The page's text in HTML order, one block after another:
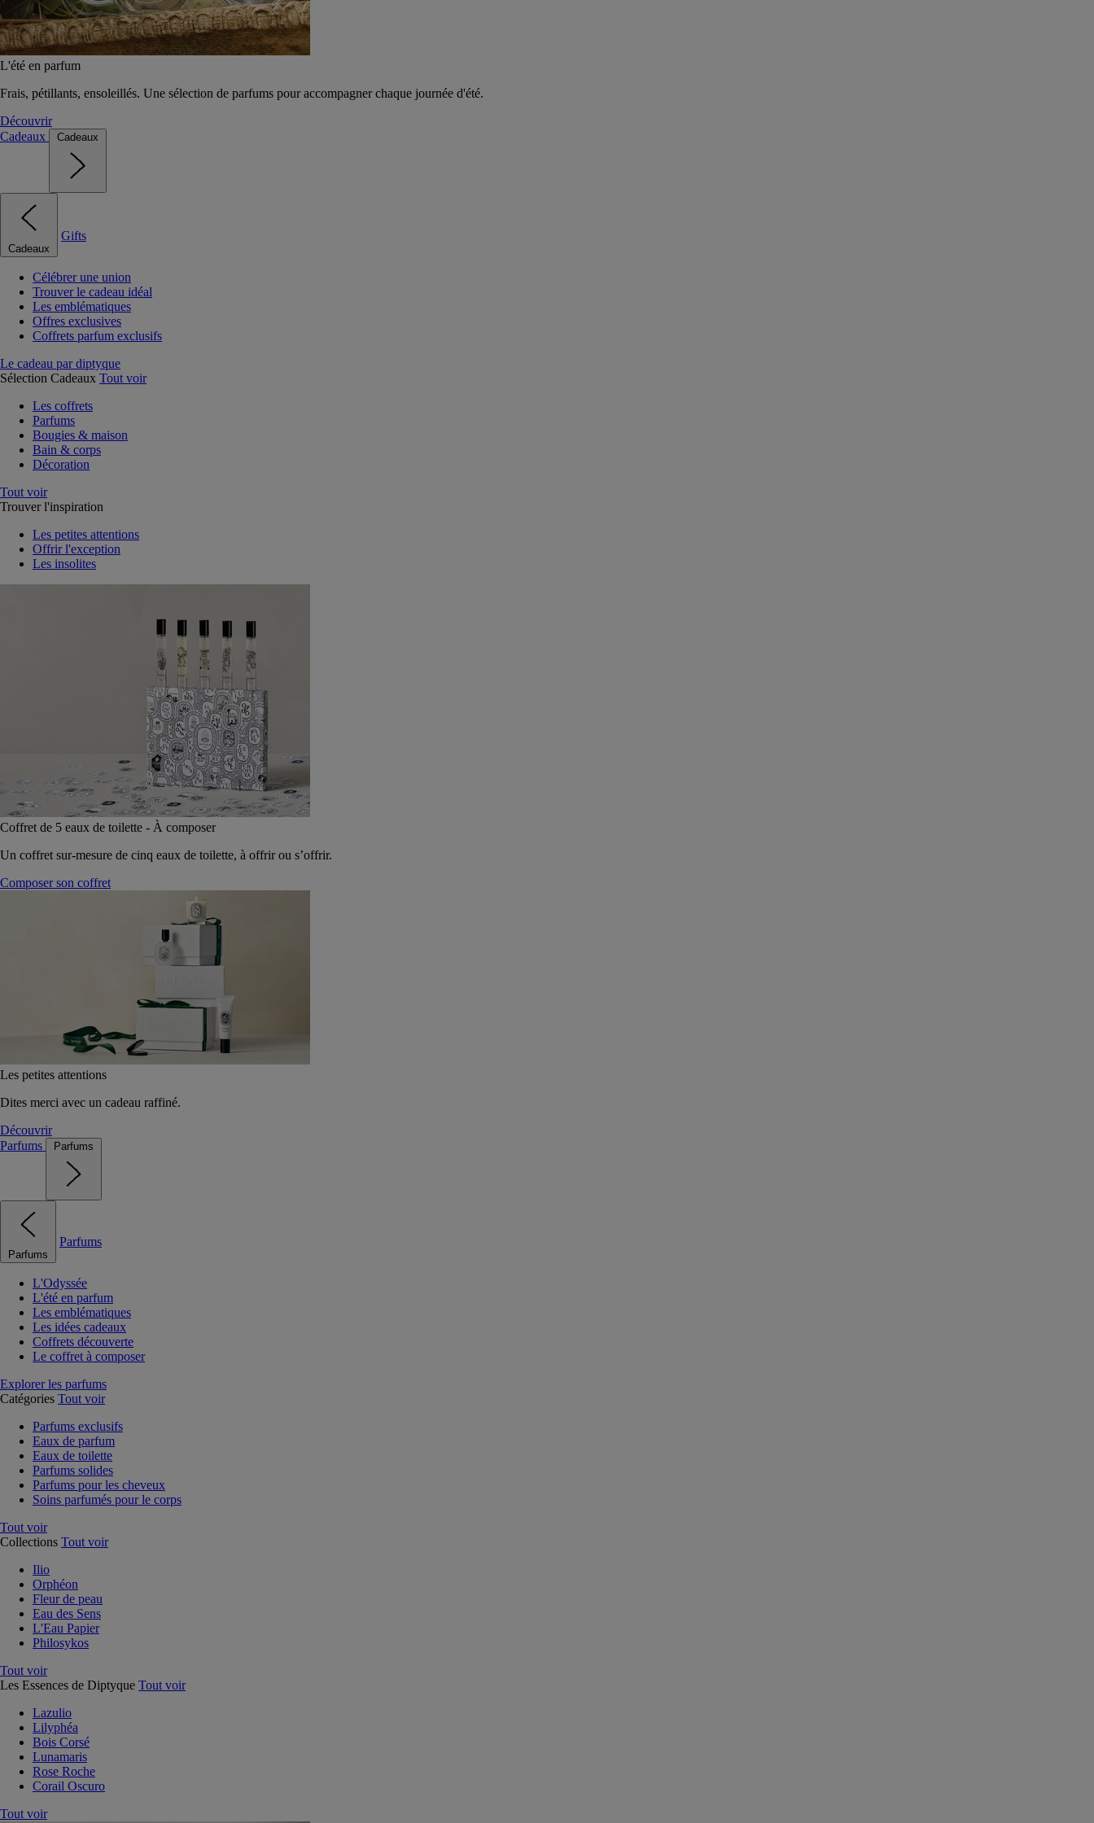
L'été en parfum
Frais, pétillants, ensoleillés. Une sélection de parfums pour accompagner chaque journée d'été.
Découvrir
Cadeaux
Cadeaux
Cadeaux
Gifts
Célébrer une union
Trouver le cadeau idéal
Les emblématiques
Offres exclusives
Coffrets parfum exclusifs
Le cadeau par diptyque
Sélection Cadeaux Tout voir
Les coffrets
Parfums
Bougies & maison
Bain & corps
Décoration
Tout voir
Trouver l'inspiration
Les petites attentions
Offrir l'exception
Les insolites
Coffret de 5 eaux de toilette - À composer
Un coffret sur-mesure de cinq eaux de toilette, à offrir ou s’offrir.
Composer son coffret
Les petites attentions
Dites merci avec un cadeau raffiné.
Découvrir
Parfums
Parfums
Parfums
Parfums
L'Odyssée
L'été en parfum
Les emblématiques
Les idées cadeaux
Coffrets découverte
Le coffret à composer
Explorer les parfums
Catégories Tout voir
Parfums exclusifs
Eaux de parfum
Eaux de toilette
Parfums solides
Parfums pour les cheveux
Soins parfumés pour le corps
Tout voir
Collections Tout voir
Ilio
Orphéon
Fleur de peau
Eau des Sens
L'Eau Papier
Philosykos
Tout voir
Les Essences de Diptyque Tout voir
Lazulio
Lilyphéa
Bois Corsé
Lunamaris
Rose Roche
Corail Oscuro
Tout voir